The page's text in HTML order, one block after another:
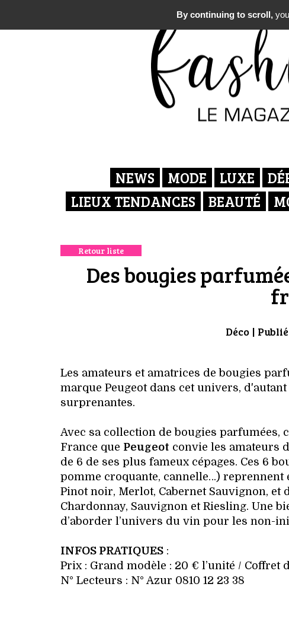
NEWS MODE LUXE
LIEUX TENDANCES
BEAUTÉ
Retour liste
Des bougies
Déco |
Les amateurs et amatrices de bougies
marque Peugeot dans cet univers,
surprenantes.
Avec sa collection de bougies parfumées,
France que Peugeot convie les amateurs
de 6 de ses plus fameux cépages. Ces 6
pomme croquante, cannelle…) reprennent
Pinot noir, Merlot, Cabernet Sauvignon, et
Chardonnay, Sauvignon et Riesling. Une
d’aborder l’univers du vin pour les non-
INFOS PRATIQUES :
Prix : Grand modèle : 20 € l’unité / Coffret
N° Lecteurs : N° Azur 0810 12 23 38
By continuing to scroll,